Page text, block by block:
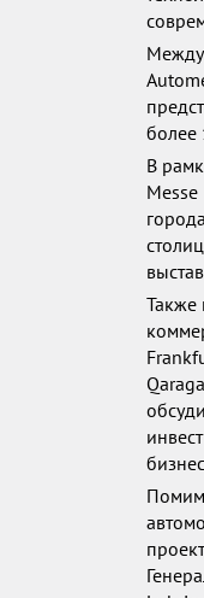
более
В
Также